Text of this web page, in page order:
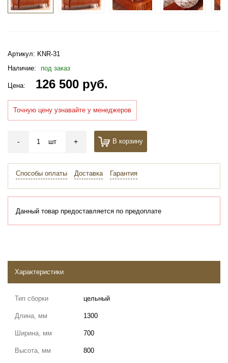
Артикул: KNR-31
Наличие:
под заказ
Цена: 126 500 руб.
Точную цену узнавайте у менеджеров
- шт + В корзину
Способы оплаты Доставка Гарантия
Данный товар предоставляется по предоплате
Характеристики
Тип сборки цельный
Длина, мм 1300
Ширина, мм 700
Высота, мм 800